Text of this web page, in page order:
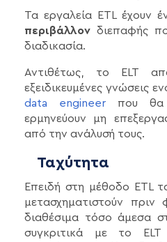
Τα εργαλεία ETL έχουν
περιβάλλον διεπαφής
διαδικασία.
Αντιθέτως, το ELT
εξειδικευμένες γνώσεις
data engineer που θα
ερμηνεύουν μη
από την ανάλυσή τους.
Ταχύτητα
Επειδή στη μέθοδο ETL
μετασχηματιστούν πριν
διαθέσιμα τόσο άμεσα
συγκριτικά με το